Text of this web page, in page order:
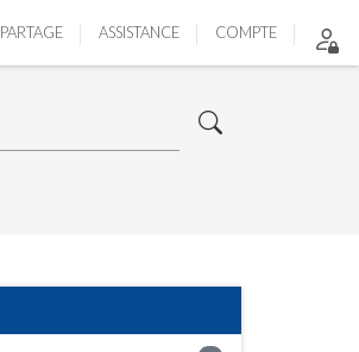
PARTAGE ASSISTANCE COMPTE